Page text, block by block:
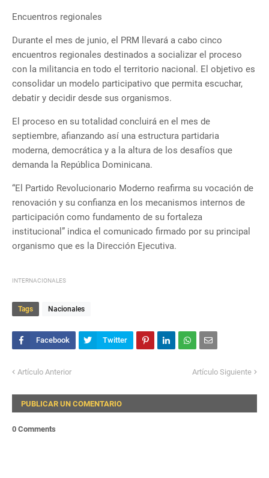
Encuentros regionales
Durante el mes de junio, el PRM llevará a cabo cinco
encuentros regionales destinados a socializar el proceso
con la militancia en todo el territorio nacional. El objetivo es
consolidar un modelo participativo que permita escuchar,
debatir y decidir desde sus organismos.
El proceso en su totalidad concluirá en el mes de
septiembre, afianzando así una estructura partidaria
moderna, democrática y a la altura de los desafíos que
demanda la República Dominicana.
“El Partido Revolucionario Moderno reafirma su vocación de
renovación y su confianza en los mecanismos internos de
participación como fundamento de su fortaleza
institucional” indica el comunicado firmado por su principal
organismo que es la Dirección Ejecutiva.
INTERNACIONALES
Tags Nacionales
Artículo Anterior Artículo Siguiente
PUBLICAR UN COMENTARIO
0 Comments